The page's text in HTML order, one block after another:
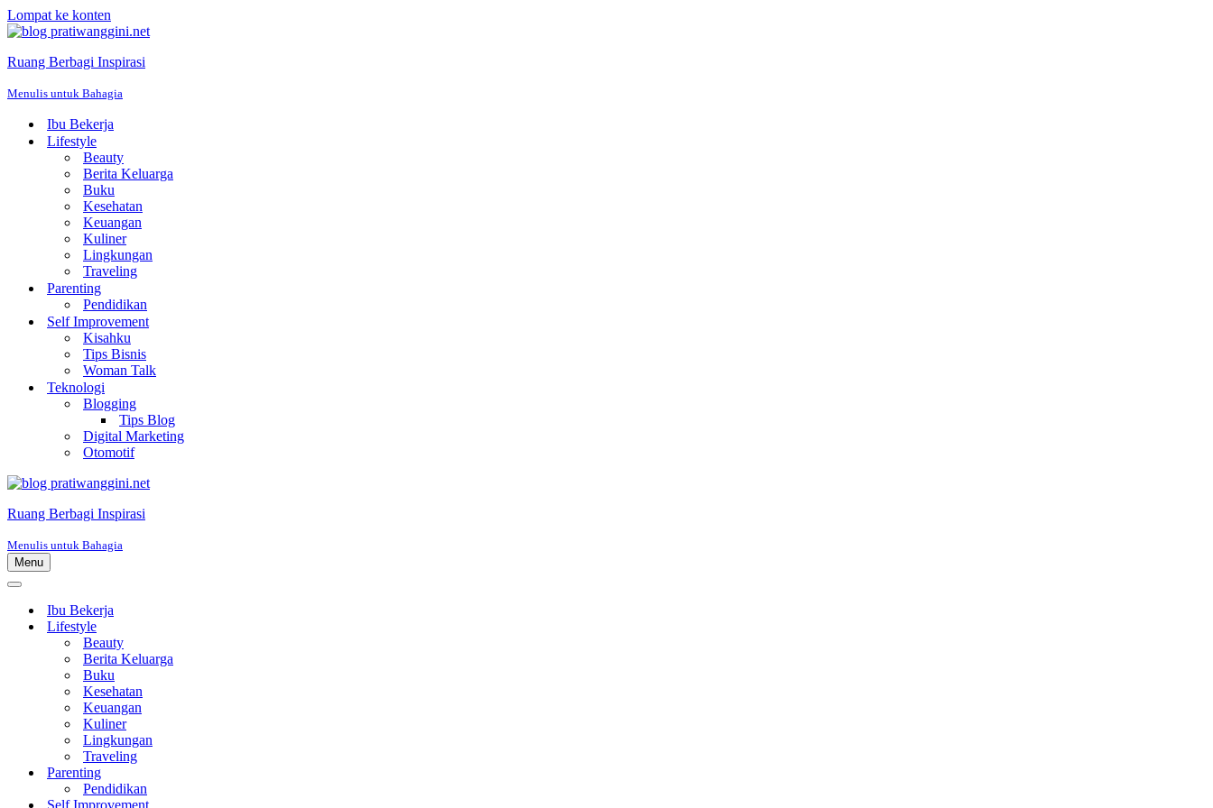
Lompat ke konten
Ruang Berbagi Inspirasi
Menulis untuk Bahagia
Ibu Bekerja
Lifestyle
Beauty
Berita Keluarga
Buku
Kesehatan
Keuangan
Kuliner
Lingkungan
Traveling
Parenting
Pendidikan
Self Improvement
Kisahku
Tips Bisnis
Woman Talk
Teknologi
Blogging
Tips Blog
Digital Marketing
Otomotif
Ruang Berbagi Inspirasi
Menulis untuk Bahagia
Menu
Menu
Menu
NavigasiIbu Bekerja
Lifestyle
Beauty
Berita Keluarga
Buku
Kesehatan
Keuangan
Kuliner
Lingkungan
Traveling
Parenting
Pendidikan
Self Improvement